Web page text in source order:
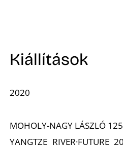
Kiállítások
2020
MOHOLY-NAGY LÁSZLÓ
YANGTZE